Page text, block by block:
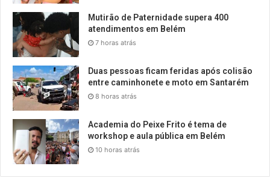
Mutirão de Paternidade supera 400
atendimentos em Belém
7 horas atrás
Duas pessoas ficam feridas após colisão
entre caminhonete e moto em Santarém
8 horas atrás
Academia do Peixe Frito é tema de
workshop e aula pública em Belém
10 horas atrás